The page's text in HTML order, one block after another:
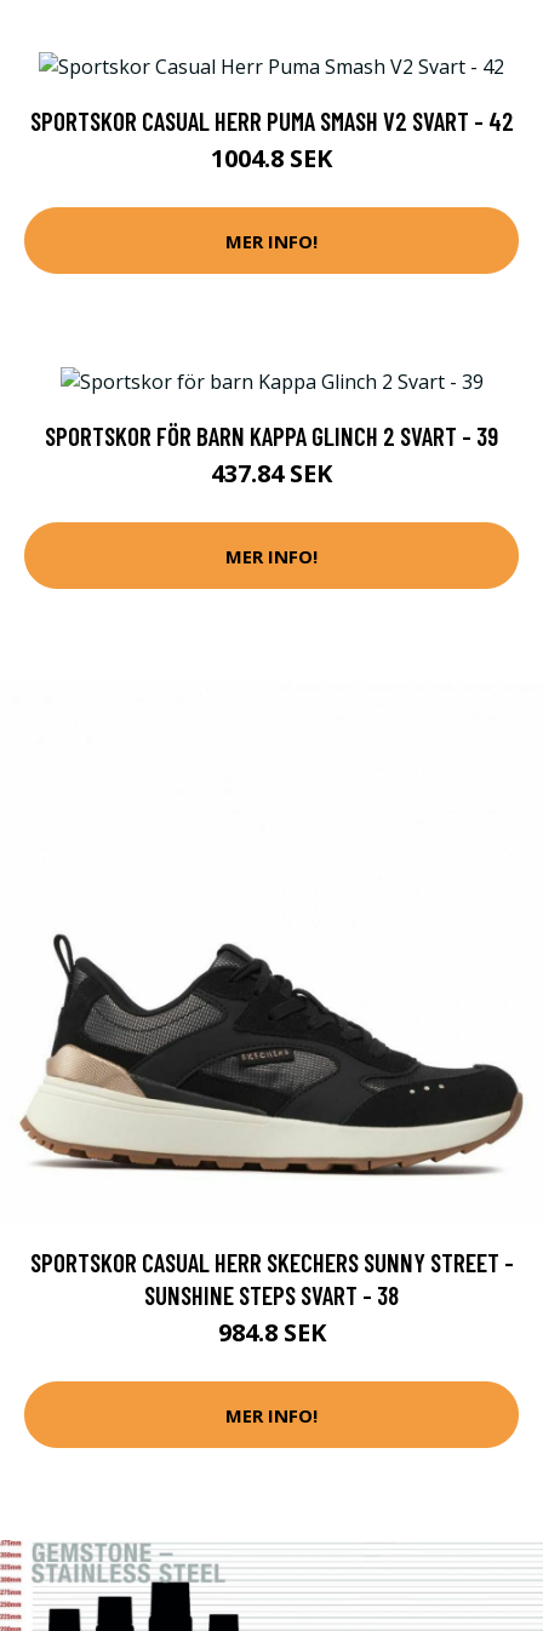
SPORTSKOR CASUAL HERR PUMA SMASH V2 SVART - 42
1004.8 SEK
MER INFO!
SPORTSKOR FÖR BARN KAPPA GLINCH 2 SVART - 39
437.84 SEK
MER INFO!
SPORTSKOR CASUAL HERR SKECHERS SUNNY STREET -
SUNSHINE STEPS SVART - 38
984.8 SEK
MER INFO!